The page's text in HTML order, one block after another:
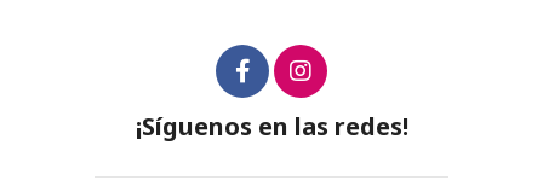
¡Síguenos en las redes!